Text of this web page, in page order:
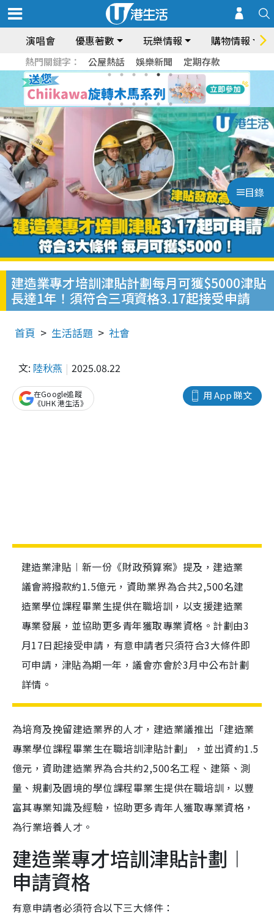
演唱會 優惠著數 玩樂情報 購物情報
熱門關鍵字： 公屋熱話 娛樂新聞 定期存款
目錄
建造業專才培訓津貼計劃每月可獲$5000津貼
長達1年！須符合三項資格3.17起接受申請
首頁 生活話題 社會
文: 陸秋燕 2025.08.22
用 App 睇文
在Google追蹤
《UHK 港生活》
建造業津貼︱新一份《財政預算案》提及，建造業
議會將撥款約1.5億元，資助業界為合共2,500名建
造業學位課程畢業生提供在職培訓，以支援建造業
專業發展，並協助更多青年獲取專業資格。計劃由3
月17日起接受申請，有意申請者只須符合3大條件即
可申請，津貼為期一年，議會亦會於3月中公布計劃
詳情。
為培育及挽留建造業界的人才，建造業議推出「建造業
專業學位課程畢業生在職培訓津貼計劃」，並出資約1.5
億元，資助建造業界為合共約2,500名工程、建築、測
量、規劃及園境的學位課程畢業生提供在職培訓，以豐
富其專業知識及經驗，協助更多青年人獲取專業資格，
為行業培養人才。
建造業專才培訓津貼計劃︱
申請資格
有意申請者必須符合以下三大條件：